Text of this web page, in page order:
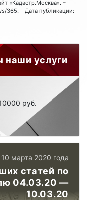
«Кадастр.Москва». –
365. – Дата публикации:
наши услуги
руб.
марта 2020 года
статей по
04.03.20 —
10.03.20